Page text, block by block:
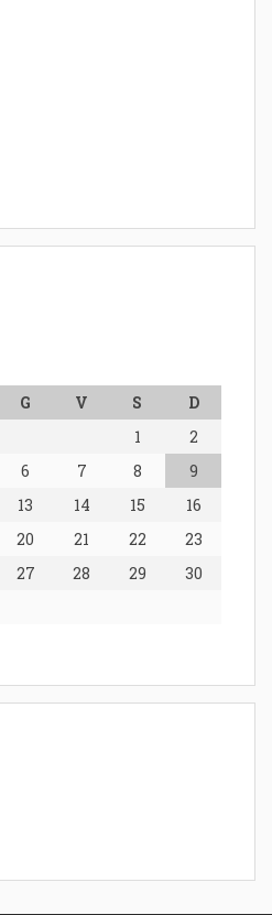
G V S
D
1
2
6 7 8
9
13 14 15
16
20 21 22
23
27 28 29
30